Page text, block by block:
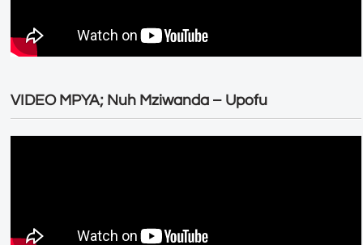
VIDEO MPYA; Nuh Mziwanda – Upofu